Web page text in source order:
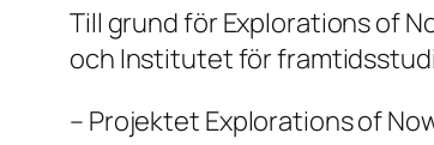
Till grund för Explorations of
och Institutet för
– Projektet Explorations of